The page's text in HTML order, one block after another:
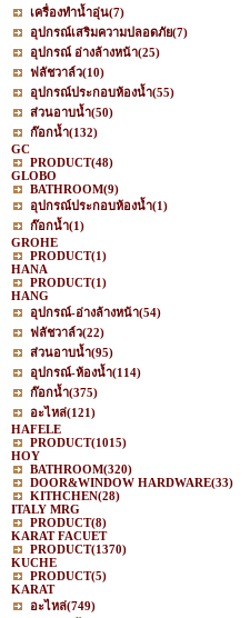
เครื่องทำน้ำอุ่น(7)
อุปกรณ์เสริมความปลอดภัย(7)
อุปกรณ์ อ่างล้างหน้า(25)
ฟลัชวาล์ว(10)
อุปกรณ์ประกอบห้องน้ำ(55)
ส่วนอาบน้ำ(50)
ก๊อกน้ำ(132)
GC
PRODUCT(48)
GLOBO
BATHROOM(9)
อุปกรณ์ประกอบห้องน้ำ(1)
ก๊อกน้ำ(1)
GROHE
PRODUCT(1)
HANA
PRODUCT(1)
HANG
อุปกรณ์-อ่างล้างหน้า(54)
ฟลัชวาล์ว(22)
ส่วนอาบน้ำ(95)
อุปกรณ์-ห้องน้ำ(114)
ก๊อกน้ำ(375)
อะไหล่(121)
HAFELE
PRODUCT(1015)
HOY
BATHROOM(320)
DOOR&WINDOW HARDWARE(33)
KITHCHEN(28)
ITALY MRG
PRODUCT(8)
KARAT FACUET
PRODUCT(1370)
KUCHE
PRODUCT(5)
KARAT
อะไหล่(749)